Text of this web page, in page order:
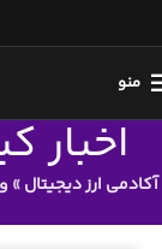
منو
اخبار
آکادمی ارز دیجیتال»